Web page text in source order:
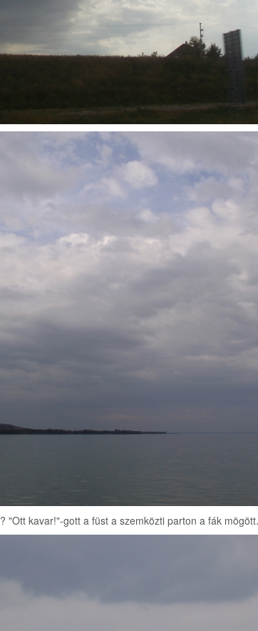
"Ott kavar!"-gott a füst a szemközti parton a fák mögött.